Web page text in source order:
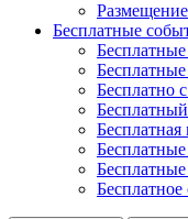
Бесплатные
Бесплатно
Бесплатное